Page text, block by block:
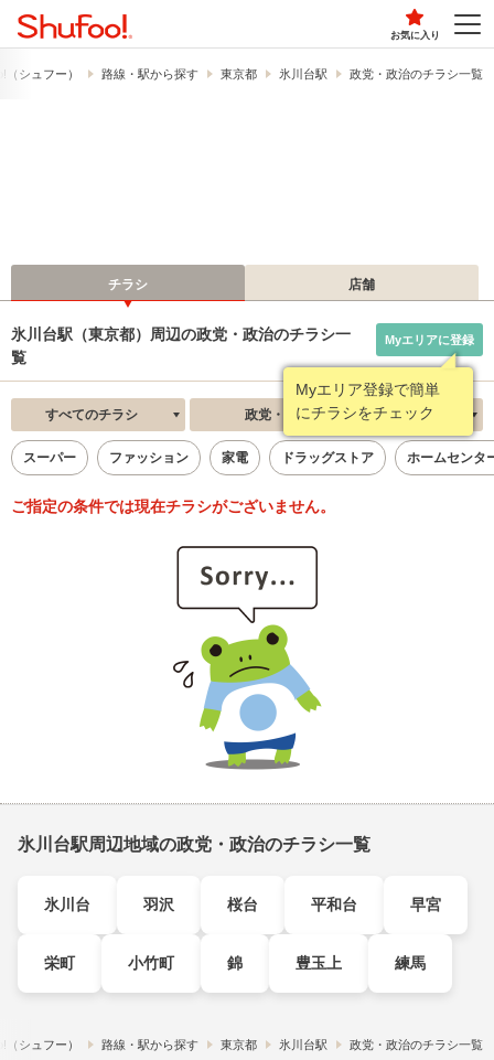
お気に入り
シュフー） 路線・駅から探す 東京都 氷川台駅 政党・政治のチラシ一覧
チラシ 店舗
氷川台駅（東京都）周辺の政党・政治のチラシ一
覧
Myエリア登録で簡単
にチラシをチェック
Myエリアに登録
すべてのチラシ 政党・政治 新着順
スーパー ファッション 家電 ドラッグストア ホームセンタ
ご指定の条件では現在チラシがございません。
氷川台駅周辺地域の政党・政治のチラシ一覧
氷川台 羽沢 桜台 平和台 早宮
栄町 小竹町 錦 豊玉上 練馬
シュフー） 路線・駅から探す 東京都 氷川台駅 政党・政治のチラシ一覧